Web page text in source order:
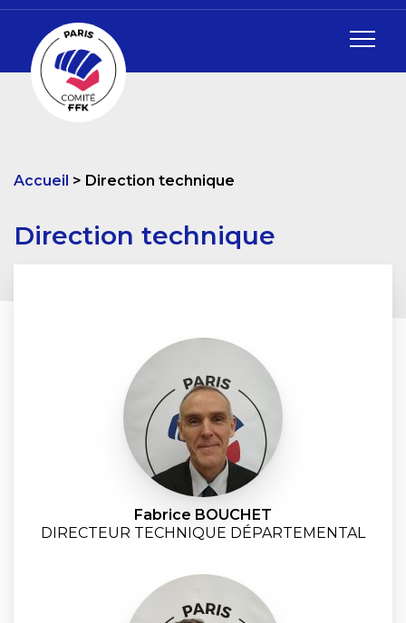
Accueil Direction technique
Direction technique
Fabrice BOUCHET
DIRECTEUR TECHNIQUE DÉPARTEMENTAL